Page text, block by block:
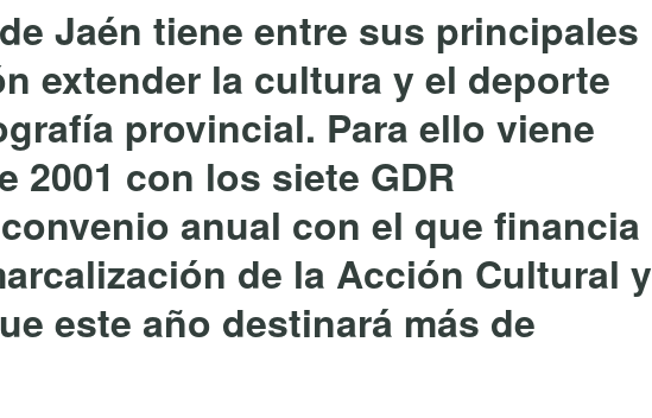
Jaén tiene entre sus principales
extender la cultura y el deporte
provincial. Para ello viene
2001 con los siete GDR
anual con el que financia
de la Acción Cultural y
este año destinará más de